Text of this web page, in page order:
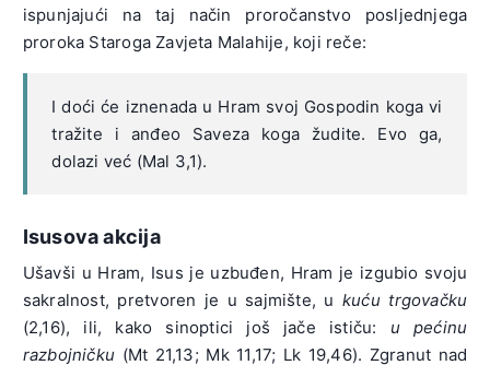
ispunjajući na taj način proročanstvo posljednjega
proroka Staroga Zavjeta Malahije, koji reče:
I doći će iznenada u Hram svoj Gospodin koga vi
tražite i anđeo Saveza koga žudite. Evo ga,
dolazi već (Mal 3,1).
Isusova akcija
Ušavši u Hram, Isus je uzbuđen, Hram je izgubio svoju
sakralnost, pretvoren je u sajmište, ukuću trgovačku
(2,16), ili, kako sinoptici još jače ističu: u pećinu
razbojničku (Mt 21,13; Mk 11,17; Lk 19,46). Zgranut nad